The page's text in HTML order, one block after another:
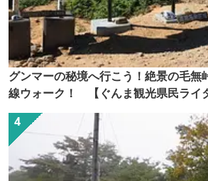
グンマーの秘境へ行こう！絶景の毛無
線ウォーク！ 【ぐんま観光県民ライ